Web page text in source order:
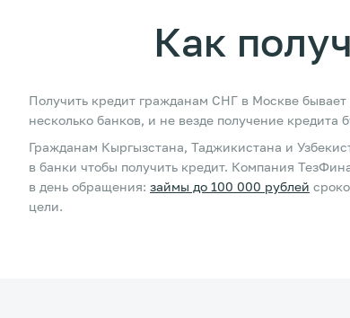
Как
Получить кредит гражданам СНГ в Москве
несколько банков, и не везде получение кредита
Гражданам Кыргызстана, Таджикистана и
в банки чтобы получить кредит. Компания
в день обращения: займы до 100 000 рублей
цели.